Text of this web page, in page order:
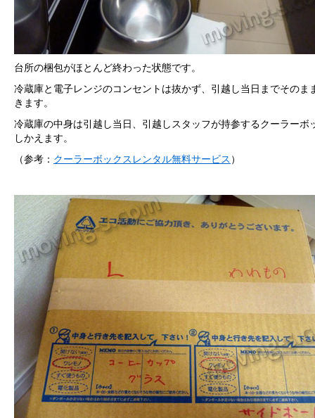
台所の梱包がほとんど終わった状態です。
冷蔵庫と電子レンジのコンセントは抜かず、引越し当日までそのま
きます。
冷蔵庫の中身は引越し当日、引越しスタッフが持参するクーラーボ
しかえます。
（参考： クーラーボックスレンタル無料サービス ）